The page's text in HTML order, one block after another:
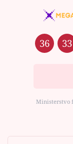
36 33
Ministerstvo